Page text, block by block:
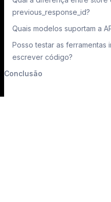
previous_response_id?
Quais modelos suportam a
Posso testar as ferramentas
escrever código?
Conclusão